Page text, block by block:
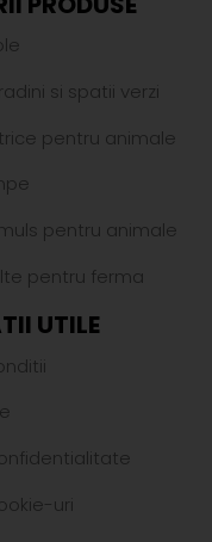
si spatii verzi
pentru animale
pentru animale
pentru ferma
UTILE
uri